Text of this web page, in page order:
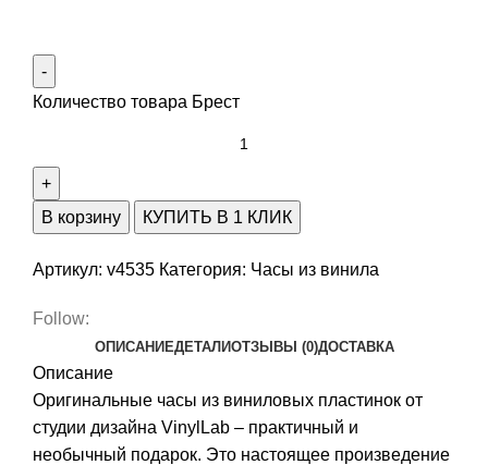
Количество товара Брест
В корзину КУПИТЬ В 1 КЛИК
Артикул: v4535 Категория: Часы из винила
Follow:
ОПИСАНИЕДЕТАЛИОТЗЫВЫ (0)ДОСТАВКА
Описание
Оригинальные часы из виниловых пластинок от
студии дизайна VinylLab – практичный и
необычный подарок. Это настоящее произведение